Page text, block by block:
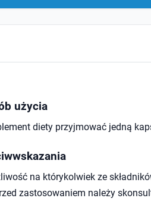
użycia
diety przyjmować jedną
na którykolwiek ze
zastosowaniem należy